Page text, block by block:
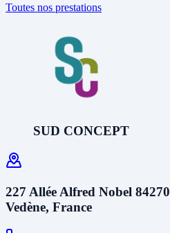
Toutes nos prestations
SUD CONCEPT
227 Allée Alfred Nobel 84270
Vedène, France